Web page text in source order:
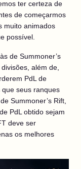
ter certeza de
de começarmos
muito animados
possível.
de Summoner’s
além de,
PdL de
seus ranques
Summoner’s Rift,
PdL obtido sejam
deve ser
os melhores